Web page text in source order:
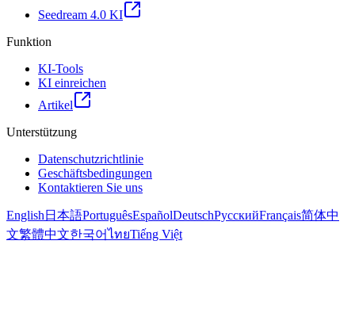
Seedream 4.0 KI
Funktion
KI-Tools
KI einreichen
Artikel
Unterstützung
Datenschutzrichtlinie
Geschäftsbedingungen
Kontaktieren Sie uns
English 日本語PortuguêsEspañolDeutschРусскийFrançais简体中
文繁體中文한국어ไทยTiếng Việt